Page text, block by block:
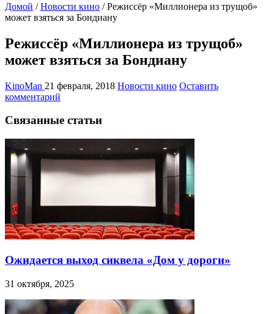
Домой / Новости кино / Режиссёр «Миллионера из трущоб»
может взяться за Бондиану
Режиссёр «Миллионера из трущоб»
может взяться за Бондиану
KinoMan 21 февраля, 2018 Новости кино Оставить
комментарий
Связанные статьи
Ожидается выход сиквела «Дом у дороги»
31 октября, 2025